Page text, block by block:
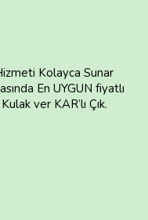
Kolayca Sunar
En UYGUN fiyatlı
ver KAR’lı Çık.